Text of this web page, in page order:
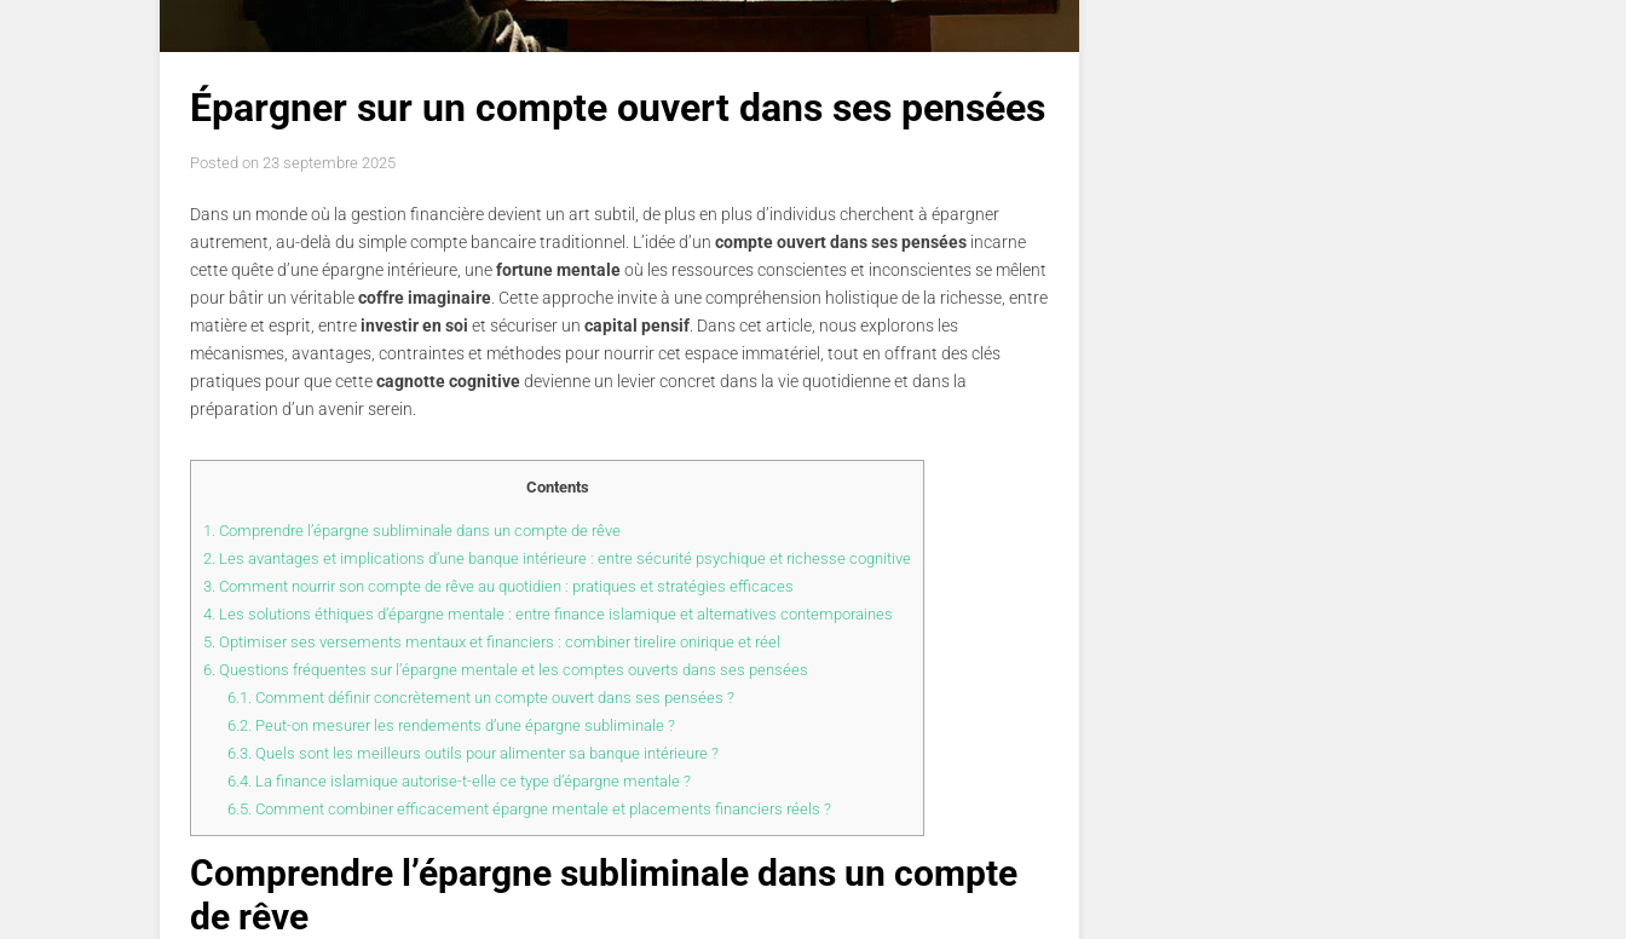
Épargner sur un compte ouvert dans ses pensées
Posted on 23 septembre 2025
Dans un monde où la gestion financière devient un art subtil, de plus en plus d’individus cherchent à épargner
autrement, au-delà du simple compte bancaire traditionnel. L’idée d’un compte ouvert dans ses pensées incarne
cette quête d’une épargne intérieure, unefortune mentaleoù les ressources conscientes et inconscientes se mêlent
pour bâtir un véritablecoffre imaginaire . Cette approche invite à une compréhension holistique de la richesse, entre
matière et esprit, entreinvestir en soi et sécuriser un capital pensif . Dans cet article, nous explorons les
mécanismes, avantages, contraintes et méthodes pour nourrir cet espace immatériel, tout en offrant des clés
pratiques pour que cettecagnotte cognitivedevienne un levier concret dans la vie quotidienne et dans la
préparation d’un avenir serein.
Contents
1. Comprendre l’épargne subliminale dans un compte de rêve
2. Les avantages et implications d’une banque intérieure : entre sécurité psychique et richesse cognitive
3. Comment nourrir son compte de rêve au quotidien : pratiques et stratégies efficaces
4. Les solutions éthiques d’épargne mentale : entre finance islamique et alternatives contemporaines
5. Optimiser ses versements mentaux et financiers : combiner tirelire onirique et réel
6. Questions fréquentes sur l’épargne mentale et les comptes ouverts dans ses pensées
6.1. Comment définir concrètement un compte ouvert dans ses pensées ?
6.2. Peut-on mesurer les rendements d’une épargne subliminale ?
6.3. Quels sont les meilleurs outils pour alimenter sa banque intérieure ?
6.4. La finance islamique autorise-t-elle ce type d’épargne mentale ?
6.5. Comment combiner efficacement épargne mentale et placements financiers réels ?
Comprendre l’épargne subliminale dans un compte
de rêve